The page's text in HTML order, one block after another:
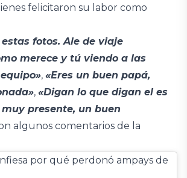
felicitaron su labor como
fotos. Ale de viaje
merece y tú viendo a las
, «Eres un buen papá,
, «Digan lo que digan el es
presente, un buen
algunos comentarios de la
por qué perdonó ampays de